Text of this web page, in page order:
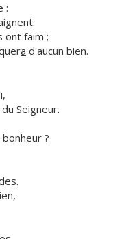
:
ont faim ;
a d'aucun bien.
Seigneur.
bonheur ?